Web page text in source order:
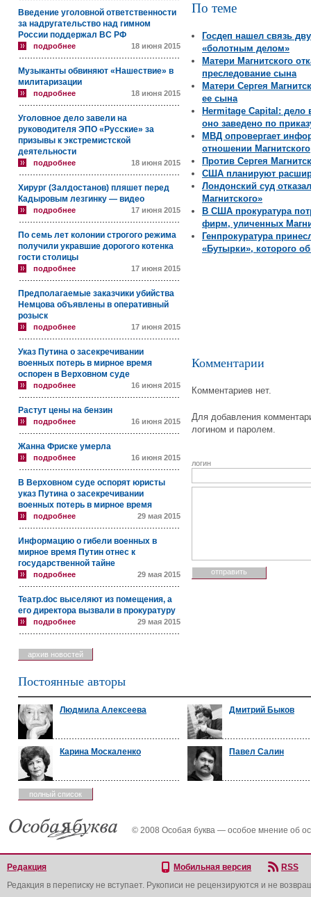
Введение уголовной ответственности
за надругательство над гимном
России поддержал ВС РФ
подробнее 18 июня 2015
Музыканты обвиняют «Нашествие» в
милитаризации
подробнее 18 июня 2015
Уголовное дело завели на
руководителя ЭПО «Русские» за
призывы к экстремистской
деятельности
подробнее 18 июня 2015
Хирург (Залдостанов) пляшет перед
Кадыровым лезгинку — видео
подробнее 17 июня 2015
По семь лет колонии строгого режима
получили укравшие дорогого котенка
гости столицы
подробнее 17 июня 2015
Предполагаемые заказчики убийства
Немцова объявлены в оперативный
розыск
подробнее 17 июня 2015
Указ Путина о засекречивании
военных потерь в мирное время
оспорен в Верховном суде
подробнее 16 июня 2015
Растут цены на бензин
подробнее 16 июня 2015
Жанна Фриске умерла
подробнее 16 июня 2015
В Верховном суде оспорят юристы
указ Путина о засекречивании
военных потерь в мирное время
подробнее 29 мая 2015
Информацию о гибели военных в
мирное время Путин отнес к
государственной тайне
подробнее 29 мая 2015
Театр.doc выселяют из помещения, а
его директора вызвали в прокуратуру
подробнее 29 мая 2015
архив новостей
По теме
Госдеп нашел связь
«болотным делом»
Матери Магнитского
преследование сына
Матери Сергея
ее сына
Hermitage Capital: дело
оно заведено по
МВД опровергает
отношении Магнитского
Против Сергея
США планируют
Лондонский суд
Магнитского»
В США прокуратура
фирм, уличенных
Генпрокуратура
«Бутырки», которого
Комментарии
Комментариев нет.
Для добавления
логином и паролем.
логин
Постоянные авторы
Людмила Алексеева Дмитрий Быков
Карина Москаленко Павел Салин
полный список
© 2008 Особая буква — особое мнение об
Редакция Мобильная версия
RSS
Редакция в переписку не вступает. Рукописи не рецензируются и не